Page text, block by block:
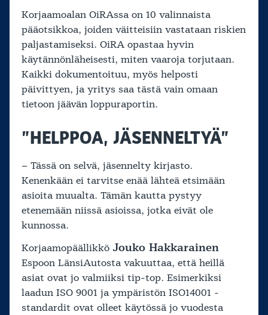
Korjaamoalan OiRAssa on 10 valinnaista
pääotsikkoa, joiden väitteisiin vastataan riskien
paljastamiseksi. OiRA opastaa hyvin
käytännönläheisesti, miten vaaroja torjutaan.
Kaikki dokumentoituu, myös helposti
päivittyen, ja yritys saa tästä vain omaan
tietoon jäävän loppuraportin.
”HELPPOA, JÄSENNELTYÄ”
– Tässä on selvä, jäsennelty kirjasto.
Kenenkään ei tarvitse enää lähteä etsimään
asioita muualta. Tämän kautta pystyy
etenemään niissä asioissa, jotka eivät ole
kunnossa.
Korjaamopäällikkö Jouko Hakkarainen
Espoon LänsiAutosta vakuuttaa, että heillä
asiat ovat jo valmiiksi tip-top. Esimerkiksi
laadun ISO 9001 ja ympäristön ISO14001 -
standardit ovat olleet käytössä jo vuodesta